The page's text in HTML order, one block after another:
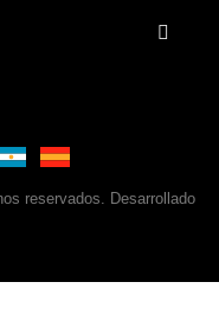
reservados. Desarrollado